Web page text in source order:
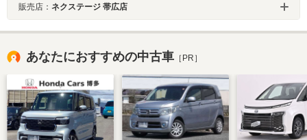
販売店： ネクステージ 帯広店
あなたにおすすめの中古車 ［PR］